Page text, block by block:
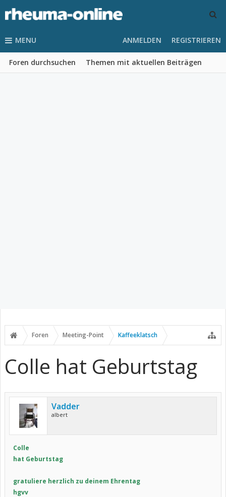
MENU
Foren durchsuchen Themen mit aktuellen Beiträgen
ANMELDEN REGISTRIEREN
Foren Meeting-Point Kaffeeklatsch
Colle hat Geburtstag
Vadder
albert
Colle
hat Geburtstag
gratuliere herzlich zu deinem Ehrentag
hgvv